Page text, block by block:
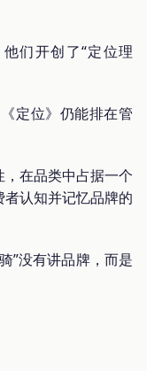
们开创了“定位理
定位》仍能排在管
在品类中占据一个
认知并记忆品牌的
”没有讲品牌，而是